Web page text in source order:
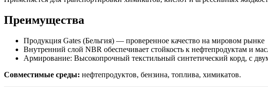
Преимущества
Продукция Gates (Бельгия) — проверенное качество на мировом рынке
Внутренний слой NBR обеспечивает стойкость к нефтепродуктам и
Армирование: Высокопрочный текстильный синтетический корд, с
Совместимые среды: нефтепродуктов, бензина, топлива, химикатов.